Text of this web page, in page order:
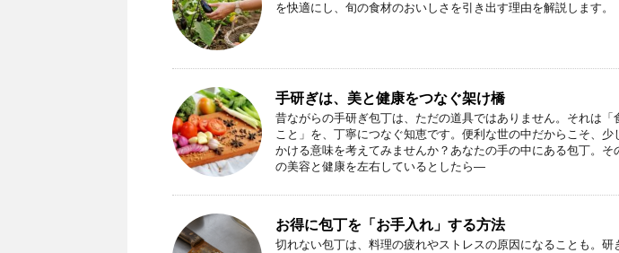
を快適にし、旬の食材のおいしさを引き出す理由を解説します。
手研ぎは、美と健康をつなぐ架け橋
昔ながらの手研ぎ包丁は、ただの道具ではありません。それは「
こと」を、丁寧につなぐ知恵です。便利な世の中だからこそ、少
かける意味を考えてみませんか？あなたの手の中にある包丁。そ
の美容と健康を左右しているとしたら―
お得に包丁を「お手入れ」する方法
切れない包丁は、料理の疲れやストレスの原因になることも。研